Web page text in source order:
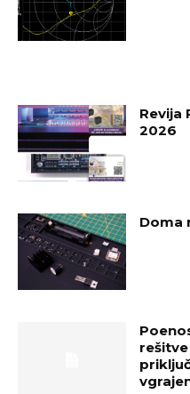
Revija
2026
Doma